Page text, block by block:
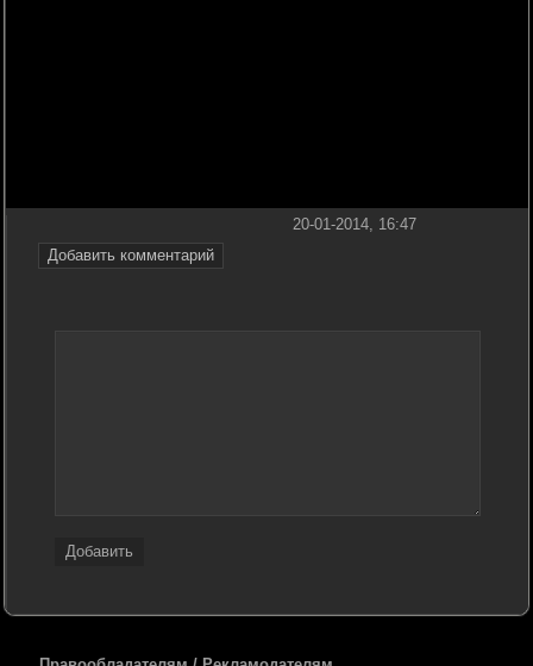
Добавить комментарий
20-01-2014, 16:47
Добавить